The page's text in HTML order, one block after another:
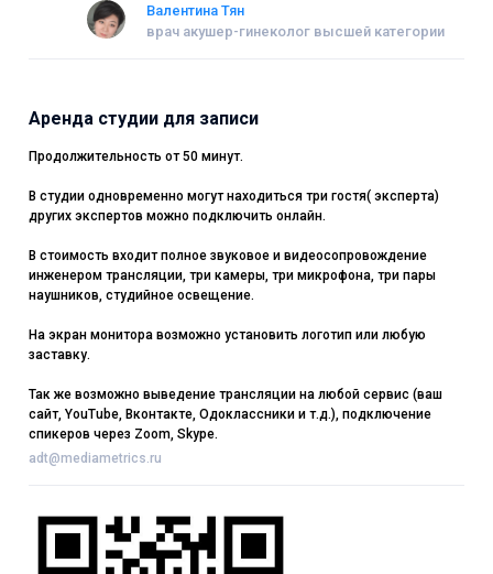
Валентина Тян
врач акушер-гинеколог высшей категории
Аренда студии для записи
Продолжительность от 50 минут.
В студии одновременно могут находиться три гостя( эксперта)
других экспертов можно подключить онлайн.
В стоимость входит полное звуковое и видеосопровождение
инженером трансляции, три камеры, три микрофона, три пары
наушников, студийное освещение.
На экран монитора возможно установить логотип или любую
заставку.
Так же возможно выведение трансляции на любой сервис (ваш
сайт, YouTube, Вконтакте, Одоклассники и т.д.), подключение
спикеров через Zoom, Skype.
adt@mediametrics.ru